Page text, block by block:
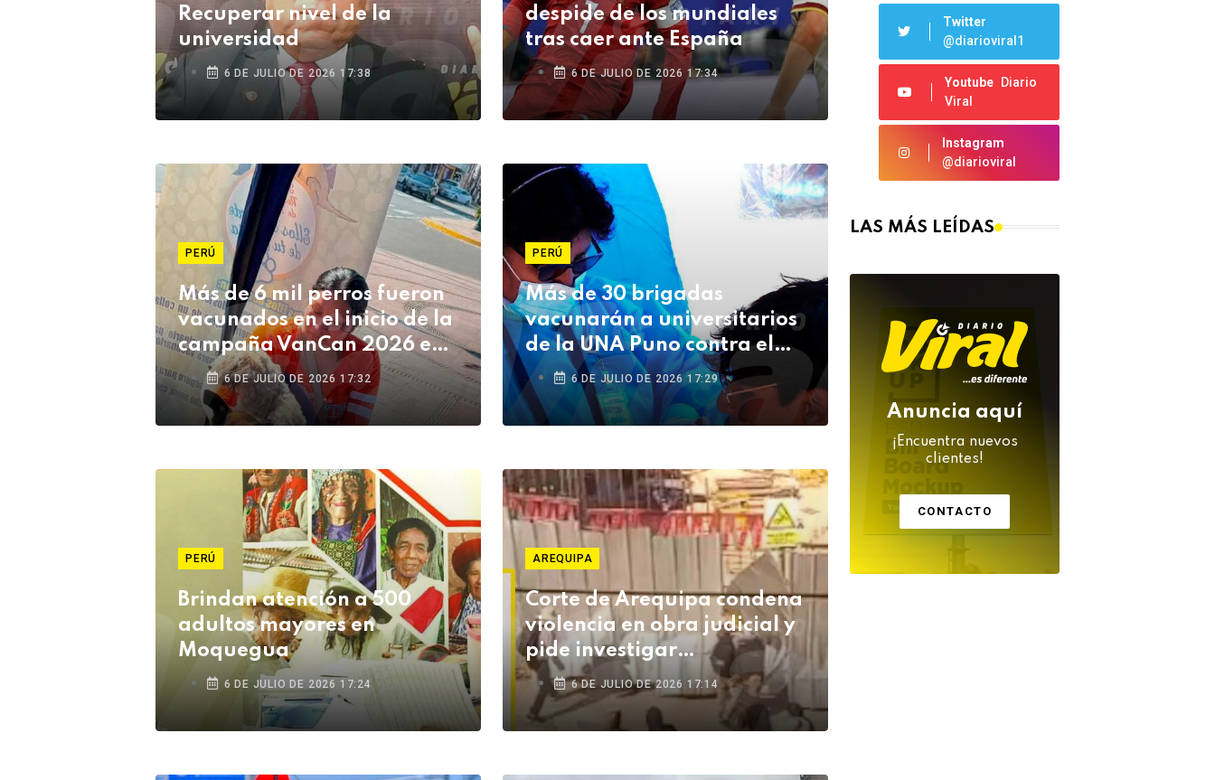
Recuperar nivel de la
universidad
6 DE JULIO DE 2026 17:38
despide de los mundiales
tras caer ante España
6 DE JULIO DE 2026 17:34
PERÚ
Más de 6 mil perros fueron
vacunados en el inicio de la
campaña VanCan 2026 en
Tacna6 DE JULIO DE 2026 17:32
PERÚ
Más de 30 brigadas
vacunarán a universitarios
de la UNA Puno contra el
sarampión
6 DE JULIO DE 2026 17:29
PERÚ
Brindan atención a 500
adultos mayores en
Moquegua
6 DE JULIO DE 2026 17:24
AREQUIPA
Corte de Arequipa condena
violencia en obra judicial y
pide investigar
enfrentamientos en Cerro
Colorado
6 DE JULIO DE 2026 17:14
Twitter
@diarioviral1
Youtube
Diario
Viral
Instagram
@diarioviral
LAS MÁS LEÍDAS
Anuncia aquí
¡Encuentra nuevos
clientes!
CONTACTO